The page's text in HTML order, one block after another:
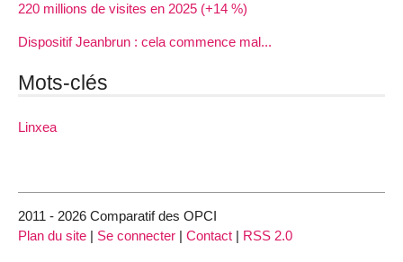
220 millions de visites en 2025 (+14 %)
Dispositif Jeanbrun : cela commence mal...
Mots-clés
Linxea
2011 - 2026 Comparatif des OPCI
Plan du site | Se connecter | Contact | RSS 2.0